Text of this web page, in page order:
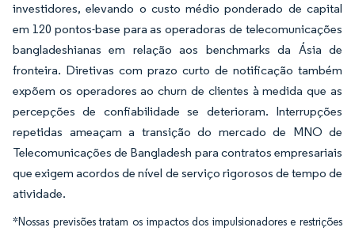
investidores, elevando o custo médio ponderado de capital
em 120 pontos-base para as operadoras de telecomunicações
bangladeshianas em relação aos benchmarks da Ásia de
fronteira. Diretivas com prazo curto de notificação também
expõem os operadores ao churn de clientes à medida que as
percepções de confiabilidade se deterioram. Interrupções
repetidas ameaçam a transição do mercado de MNO de
Telecomunicações de Bangladesh para contratos empresariais
que exigem acordos de nível de serviço rigorosos de tempo de
atividade.
*Nossas previsões tratam os impactos dos impulsionadores e restrições